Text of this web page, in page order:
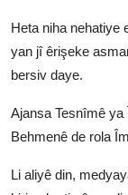
Heta niha nehatiye
yan jî êrişeke
bersiv daye.
Ajansa Tesnîmê ya
Behmenê de rola
Li aliyê din,